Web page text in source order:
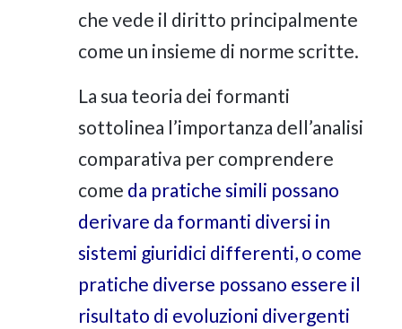
che vede il diritto principalmente
come un insieme di norme scritte.
La sua teoria dei formanti
sottolinea l’importanza dell’analisi
comparativa per comprendere
come da pratiche simili possano
derivare da formanti diversi in
sistemi giuridici differenti, o come
pratiche diverse possano essere il
risultato di evoluzioni divergenti